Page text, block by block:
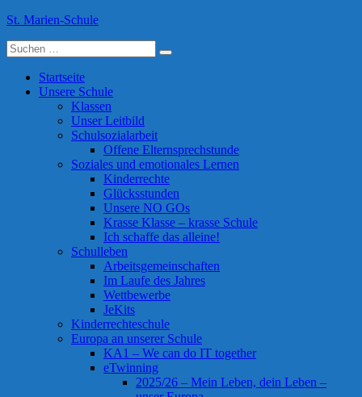
Skip
content
St. Marien-Schule
Katholische Grundschule in Moers
Suche
nach:
Startseite
Unsere Schule
Klassen
Unser Leitbild
Schulsozialarbeit
Offene Elternsprechstunde
Soziales und emotionales Lernen
Kinderrechte
Glücksstunden
Unsere NO GOs
Krasse Klasse – krasse Schule
Ich schaffe das alleine!
Schulleben
Arbeitsgemeinschaften
Im Laufe des Jahres
Wettbewerbe
JeKits
Kinderrechteschule
Europa an unserer Schule
KA1 – We can do IT together
eTwinning
2025/26 – Mein Leben, dein Leben –